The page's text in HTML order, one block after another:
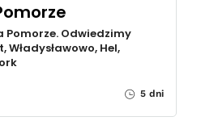
Odwiedzimy
Władysławowo, Hel,
5 dni